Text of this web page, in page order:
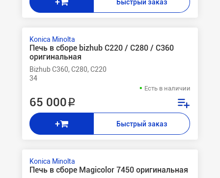
Быстрый заказ
Konica Minolta
Печь в сборе bizhub С220 / C280 / C360
оригинальная
Bizhub C360, C280, C220
34
Есть в наличии
65 000 ₽
+ Быстрый заказ
Konica Minolta
Печь в сборе Magicolor 7450 оригинальная